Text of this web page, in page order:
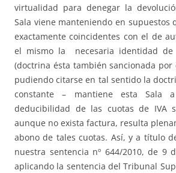
virtualidad para denegar la
Sala viene manteniendo en supuestos
exactamente coincidentes con el de
el mismo la necesaria identidad
(doctrina ésta también sancionada por
pudiendo citarse en tal sentido la
constante – mantiene esta Sala
deducibilidad de las cuotas de IVA
aunque no exista factura, resulta
abono de tales cuotas. Así, y a título
nuestra sentencia nº 644/2010, de 9
aplicando la sentencia del Tribunal